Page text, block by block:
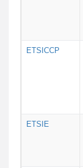
ETSICCP
ETSIE